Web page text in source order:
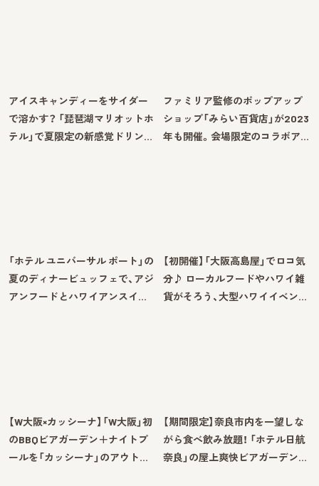
アイスキャンディーをサイダー
で溶かす？ 「琵琶湖マリオットホ
テル」で夏限定の新感覚ドリン…
ファミリア監修のポップアップ
ショップ「みらい百貨店」が2023
年も開催。会場限定のコラボア…
「ホテル ユニバーサル ポート」の
夏のディナービュッフェで、アジ
アンフードとハワイアンスイ…
【初開催】「大阪高島屋」でロコ気
分♪ ローカルフードやハワイ雑
貨がそろう、大型ハワイイベン…
【W大阪×カッシーナ】「W大阪」初
のBBQビアガーデン＋ナイトプ
ールを「カッシーナ」のアウト…
【期間限定】奈良市内を一望しな
がら食べ飲み放題！ 「ホテル日航
奈良」の屋上爽快ビアガーデン…